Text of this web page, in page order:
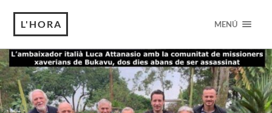
L'HORA MENÚ